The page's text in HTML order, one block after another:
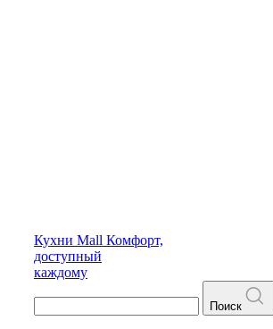
Кухни Mall Комфорт,
доступный
каждому
Поиск